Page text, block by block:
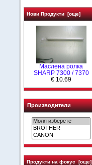
Нови Продукти [още]
Маслена ролка
SHARP 7300 / 7370
€ 10.69
Производители
Продукти на фокус [още]